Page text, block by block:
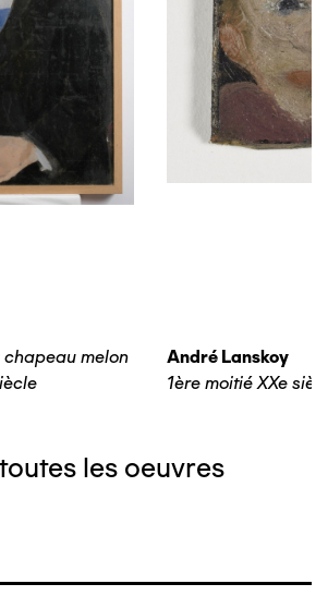
chapeau melon
André Lanskoy
1ère moitié XXe
les oeuvres